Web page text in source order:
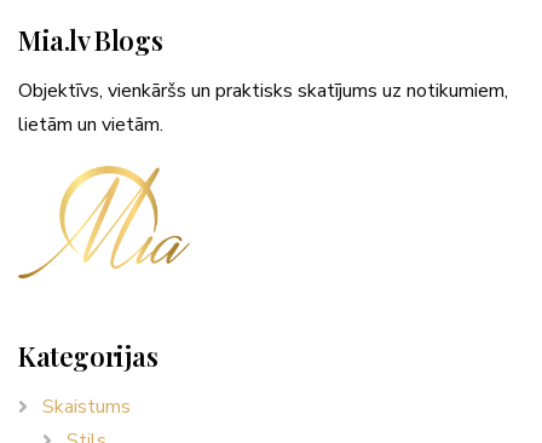
Mia.lv Blogs
Objektīvs, vienkāršs un praktisks skatījums uz notikumiem,
lietām un vietām.
Kategorijas
Skaistums